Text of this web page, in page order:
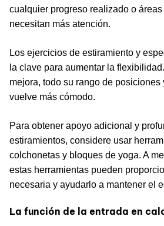
cualquier progreso realizado o
necesitan más atención.
Los ejercicios de estiramiento y
la clave para aumentar la
mejora, todo su rango de posiciones
vuelve más cómodo.
Para obtener apoyo adicional y
estiramientos, considere usar
colchonetas y bloques de yoga. A
estas herramientas pueden
necesaria y ayudarlo a mantener el
La función de la entrada en